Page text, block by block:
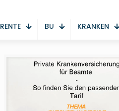
RENTE BU KRANKEN